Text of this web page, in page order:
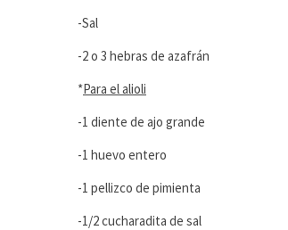
-Sal
-2 o 3 hebras de azafrán
*Para el alioli
-1 diente de ajo grande
-1 huevo entero
-1 pellizco de pimienta
-1/2 cucharadita de sal